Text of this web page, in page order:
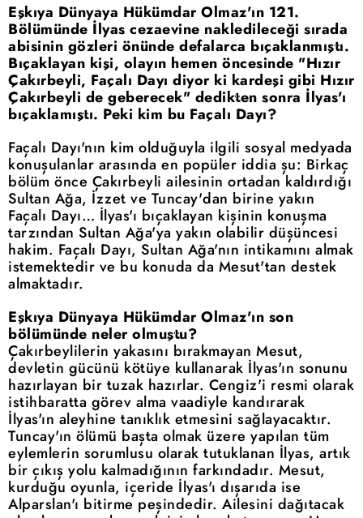
Eşkıya Dünyaya Hükümdar Olmaz'ın 121.
Bölümünde İlyas cezaevine nakledileceği sırada
abisinin gözleri önünde defalarca bıçaklanmıştı.
Bıçaklayan kişi, olayın hemen öncesinde "Hızır
Çakırbeyli, Façalı Dayı diyor ki kardeşi gibi Hızır
Çakırbeyli de geberecek" dedikten sonra İlyas'ı
bıçaklamıştı. Peki kim bu Façalı Dayı?
Façalı Dayı'nın kim olduğuyla ilgili sosyal medyada
konuşulanlar arasında en popüler iddia şu: Birkaç
bölüm önce Çakırbeyli ailesinin ortadan kaldırdığı
Sultan Ağa, İzzet ve Tuncay'dan birine yakın
Façalı Dayı… İlyas'ı bıçaklayan kişinin konuşma
tarzından Sultan Ağa'ya yakın olabilir düşüncesi
hakim. Façalı Dayı, Sultan Ağa'nın intikamını almak
istemektedir ve bu konuda da Mesut'tan destek
almaktadır.
Eşkıya Dünyaya Hükümdar Olmaz'ın son
bölümünde neler olmuştu?
Çakırbeylilerin yakasını bırakmayan Mesut,
devletin gücünü kötüye kullanarak İlyas'ın sonunu
hazırlayan bir tuzak hazırlar. Cengiz'i resmi olarak
istihbaratta görev alma vaadiyle kandırarak
İlyas'ın aleyhine tanıklık etmesini sağlayacaktır.
Tuncay'ın ölümü başta olmak üzere yapılan tüm
eylemlerin sorumlusu olarak tutuklanan İlyas, artık
bir çıkış yolu kalmadığının farkındadır. Mesut,
kurduğu oyunla, içeride İlyas'ı dışarıda ise
Alparslan'ı bitirme peşindedir. Ailesini dağıtacak